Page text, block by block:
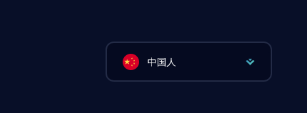
中国人